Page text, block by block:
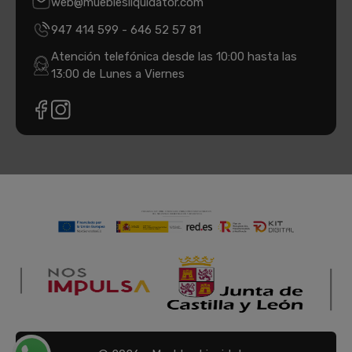
947 414 599 - 646 52 57 81
Atención telefónica desde las 10:00 hasta las
13:00 de Lunes a Viernes